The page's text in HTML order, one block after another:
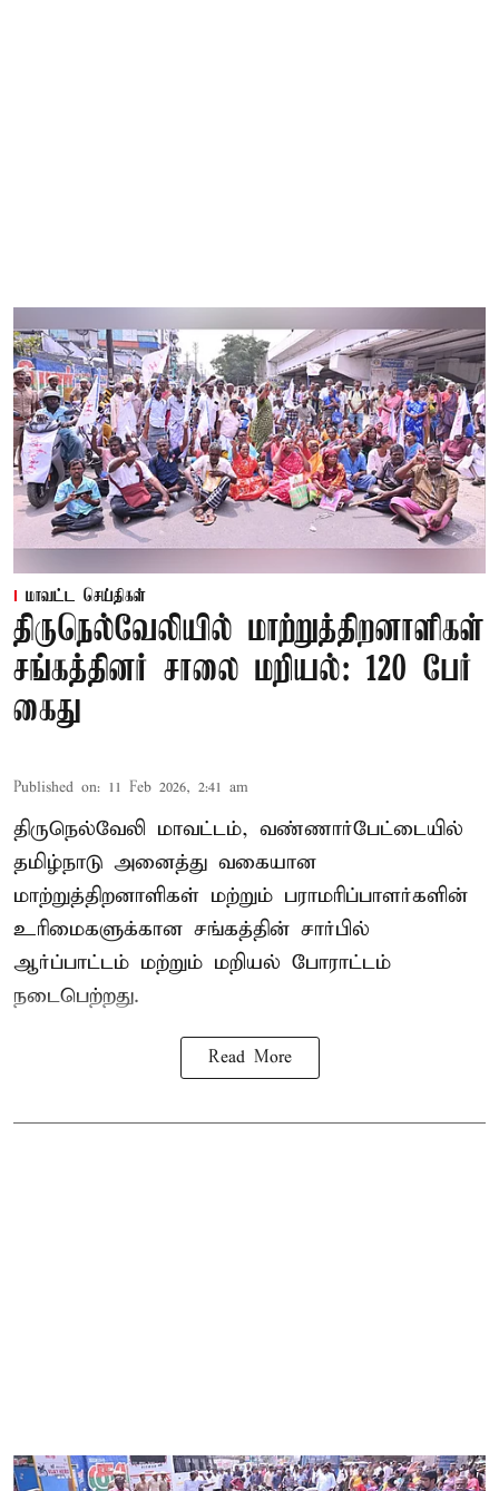
மாவட்ட செய்திகள்
திருநெல்வேலியில் மாற்றுத்திறனாளிகள்
சங்கத்தினர் சாலை மறியல்: 120 பேர்
கைது
Published on: 11 Feb 2026, 2:41 am
திருநெல்வேலி மாவட்டம், வண்ணார்பேட்டையில்
தமிழ்நாடு அனைத்து வகையான
மாற்றுத்திறனாளிகள் மற்றும் பராமரிப்பாளர்களின்
உரிமைகளுக்கான சங்கத்தின் சார்பில்
ஆர்ப்பாட்டம் மற்றும் மறியல் போராட்டம்
நடைபெற்றது.
Read More